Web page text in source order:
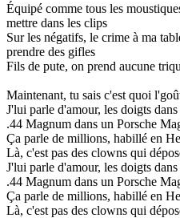
Équipé comme tous les
mettre dans les clips
Sur les négatifs, le crime à ma
prendre des gifles
Fils de pute, on prend aucune
Maintenant, tu sais c'est quoi
J'lui parle d'amour, les doigts
.44 Magnum dans un Porsche
Ça parle de millions, habillé en
Là, c'est pas des clowns qui
J'lui parle d'amour, les doigts
.44 Magnum dans un Porsche
Ça parle de millions, habillé en
Là, c'est pas des clowns qui